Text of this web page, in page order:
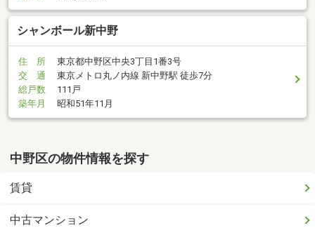
シャンボール新中野
住 所
東京都中野区中央3丁目1番3号
交 通
東京メトロ丸ノ内線 新中野駅 徒歩7分
総戸数
111戸
築年月
昭和51年11月
中野区の物件情報を探す
賃貸
中古マンション